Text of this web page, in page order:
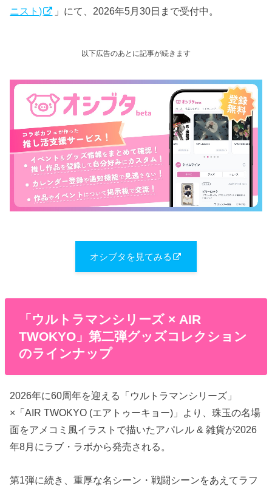
ニスト)
」にて、2026年5月30日まで受付中。
以下広告のあとに記事が続きます
オシブタを見てみる
「ウルトラマンシリーズ × AIR
TWOKYO」第二弾グッズコレクション
のラインナップ
2026年に60周年を迎える「ウルトラマンシリーズ」
×「AIR TWOKYO (エアトゥーキョー)」より、珠玉の名場
面をアメコミ風イラストで描いたアパレル & 雑貨が2026
年8月にラブ・ラボから発売される。
第1弾に続き、重厚な名シーン・戦闘シーンをあえてラフ